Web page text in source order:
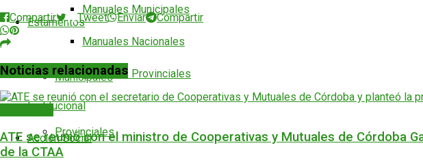
Manuales Municipales
Manuales Nacionales
Manuales Provinciales
Institucional
Acción Social
Estamentos
Municipales
Provinciales
Compartir
Tweet Enviar Compartir
Noticias relacionadas
ATE se reunió con el ministro de Cooperativas y Mutuales de Córdoba
de la CTAA